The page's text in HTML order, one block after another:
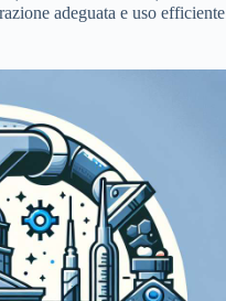
adeguata e uso efficiente